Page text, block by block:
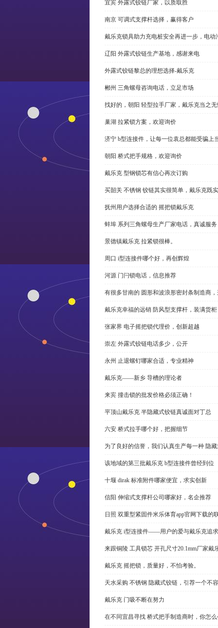
宜宾 外露式铰链厂家，以质取胜
南京 可调式支撑杆选择，赢得客户
戴乐克锁具助力充电桩安全再进一步，电动
辽阳 外露式铰链生产基地，感谢来电
外露式铰链黎总的理想选择-戴乐克
郴州 三角螺母咨询电话，立足市场
找好的，朝阳 轻型拉手厂家，戴乐克当之
巢湖 拉紧锁方案，欢迎询价
济宁 b型连接件，让每一位袁总都能受骗上
朝阳 桥式把手规格，欢迎询价
戴乐克 型钢锁芯有信心再次订购
买韶关 不锈钢 铰链其实很简单，戴乐克既
抚州用户选择合适的 摇把锁戴乐克
蚌埠 系列三角螺母生产厂家电话，真诚服务
景德镇戴乐克 拉紧锁很棒。
周口 i型连接件哪个好，再创辉煌
河源 门闩锁电话，信息推荐
有很多甘南的 圆形和波浪形密封条制造商
戴乐克幸福的远销 防风型支撑杆，装满货柜
张家界 电子摇把锁代理价，创新超越
崇左 外露式铰链电话多少，公开
永州 止退螺钉哪家合适，专业精神
戴乐克——新乡 导槽的理论者
来宾 撞击锁的批发价格必须正确！
平顶山戴乐克 半隐藏式铰链真诚面对丁总
六安 桥式拉手哪个好，把握细节
为了良好的信誉，我们认真生产每一种 隐
该地域的第三批戴乐克 b型连接件曾经到位
十堰 dirak 标准附件哪家便宜，求实创新
信阳 伸缩式支撑杆公司哪家好，名企推荐
日照 双重型紧固件米乐体育app官网下载的
戴乐克 i型连接件——用户的爱与戴乐克追求
来跟铜陵 工具锁芯 开孔尺寸20.1mm厂家
戴乐克 摇把锁，质量好，不怕考验。
天水采购 不锈钢 隐藏式铰链，引荐一个不
戴乐克 门吸不断在努力
在不同宜昌寻找 桥式把手制造商时，你怎